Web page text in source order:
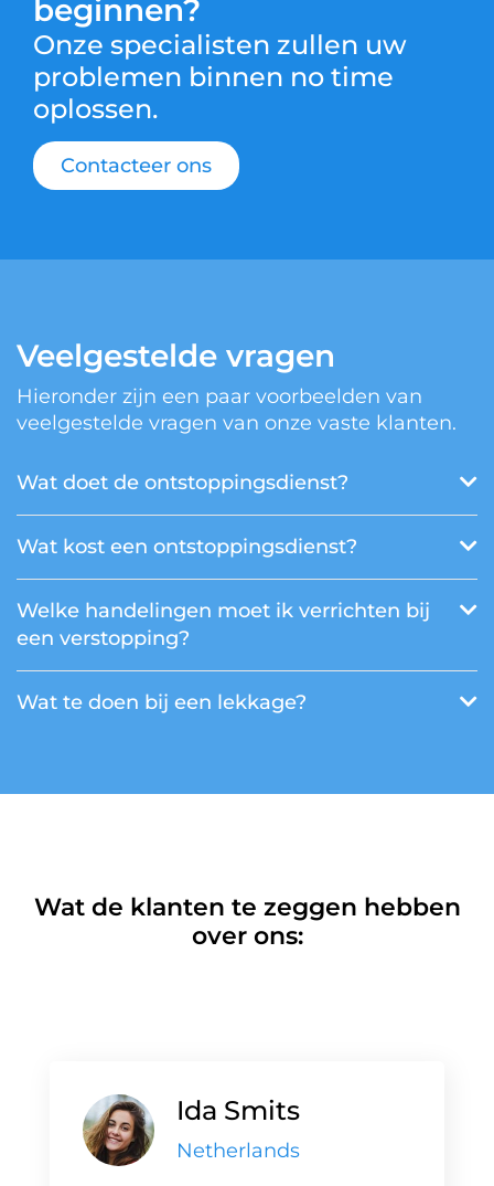
beginnen?
Onze specialisten zullen uw
problemen binnen no time
oplossen.
Contacteer ons
Veelgestelde vragen
Hieronder zijn een paar voorbeelden van
veelgestelde vragen van onze vaste klanten.
Wat doet de ontstoppingsdienst?
Wat kost een ontstoppingsdienst?
Welke handelingen moet ik verrichten bij
een verstopping?
Wat te doen bij een lekkage?
Wat de klanten te zeggen hebben
over ons:
Ida Smits
Netherlands